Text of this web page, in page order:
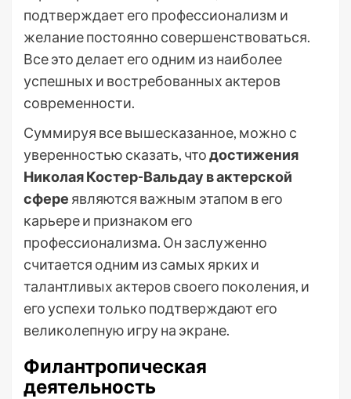
подтверждает его профессионализм и
желание постоянно совершенствоваться.
Все это делает его одним из наиболее
успешных и востребованных актеров
современности.
Суммируя все вышесказанное, можно с
уверенностью сказать, чтодостижения
Николая Костер-Вальдау в актерской
сфере являются важным этапом в его
карьере и признаком его
профессионализма. Он заслуженно
считается одним из самых ярких и
талантливых актеров своего поколения, и
его успехи только подтверждают его
великолепную игру на экране.
Филантропическая
деятельность